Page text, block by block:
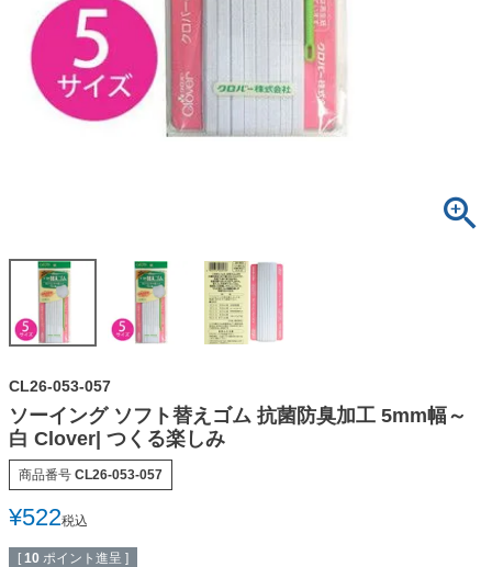
CL26-053-057
ソーイング ソフト替えゴム 抗菌防臭加工 5mm幅～
白 Clover| つくる楽しみ
商品番号 CL26-053-057
¥522税込
[ 10 ポイント進呈 ]